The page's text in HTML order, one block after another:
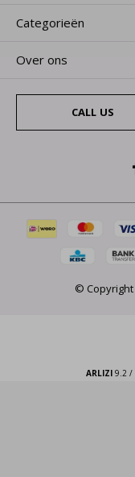
Categorieën
Over ons
CALL US
© Copyright
ARLIZI9.2 /